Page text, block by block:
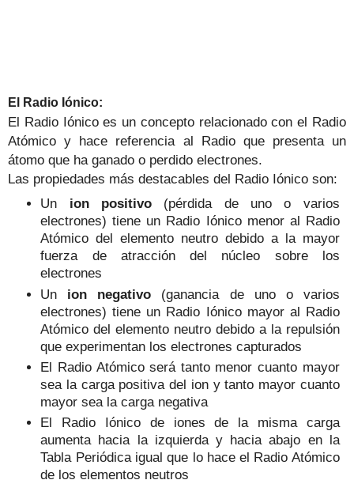
El Radio Iónico:
El Radio Iónico es un concepto relacionado con el Radio
Atómico y hace referencia al Radio que presenta un
átomo que ha ganado o perdido electrones.
Las propiedades más destacables del Radio Iónico son:
Un ion positivo (pérdida de uno o varios
electrones) tiene un Radio Iónico menor al Radio
Atómico del elemento neutro debido a la mayor
fuerza de atracción del núcleo sobre los
electrones
Un ion negativo (ganancia de uno o varios
electrones) tiene un Radio Iónico mayor al Radio
Atómico del elemento neutro debido a la repulsión
que experimentan los electrones capturados
El Radio Atómico será tanto menor cuanto mayor
sea la carga positiva del ion y tanto mayor cuanto
mayor sea la carga negativa
El Radio Iónico de iones de la misma carga
aumenta hacia la izquierda y hacia abajo en la
Tabla Periódica igual que lo hace el Radio Atómico
de los elementos neutros